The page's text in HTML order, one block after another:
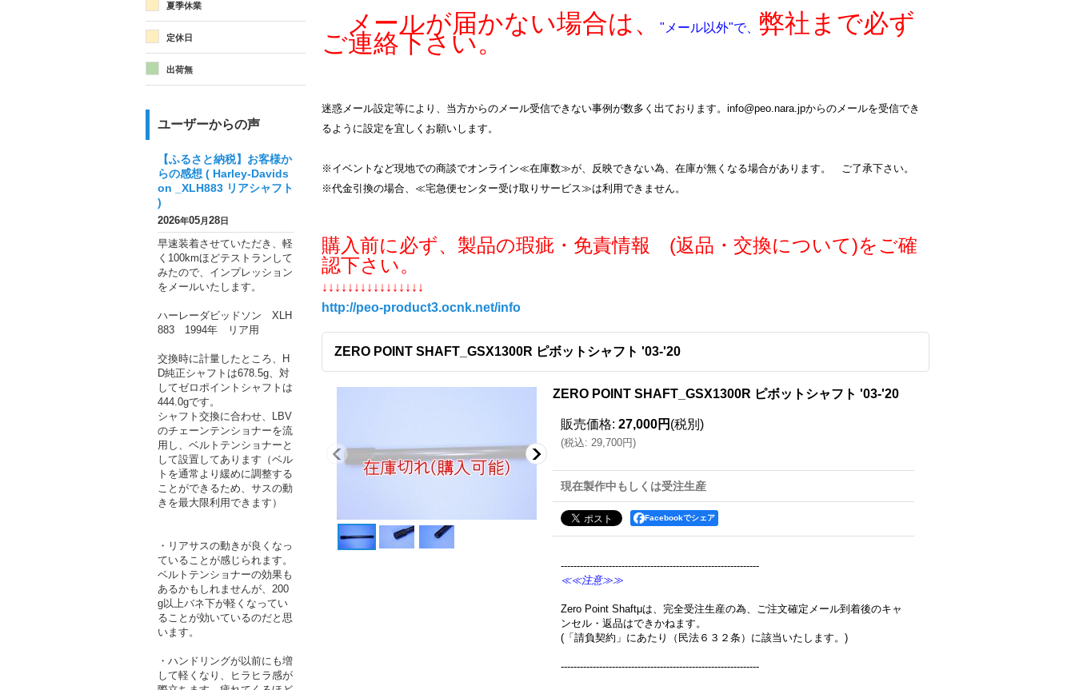
夏季休業
定休日
出荷無
ユーザーからの声
【ふるさと納税】お客様か
らの感想 ( Harley-Davids
on _XLH883 リアシャフト
)
2026年05月28日
早速装着させていただき、軽
く100kmほどテストランして
みたので、インプレッション
をメールいたします。
ハーレーダビッドソン XLH
883 1994年 リア用
交換時に計量したところ、H
D純正シャフトは678.5g、対
してゼロポイントシャフトは
444.0gです。
シャフト交換に合わせ、LBV
のチェーンテンショナーを流
用し、ベルトテンショナーと
して設置してあります（ベル
トを通常より緩めに調整する
ことができるため、サスの動
きを最大限利用できます）
・リアサスの動きが良くなっ
ていることが感じられます。
ベルトテンショナーの効果も
あるかもしれませんが、200
g以上バネ下が軽くなってい
ることが効いているのだと思
います。
・ハンドリングが以前にも増
して軽くなり、ヒラヒラ感が
メールが届かない場合は、 "メール以外"で、 弊社まで必ず
ご連絡下さい。
迷惑メール設定等により、当方からのメール受信できない事例が数多く出ております。info@peo.nara.jpからのメールを受信でき
るように設定を宜しくお願いします。
※イベントなど現地での商談でオンライン≪在庫数≫が、反映できない為、在庫が無くなる場合があります。 ご了承下さい。
※代金引換の場合、≪宅急便センター受け取りサービス≫は利用できません。
購入前に必ず、製品の瑕疵・免責情報 (返品・交換について)をご確
認下さい。
↓↓↓↓↓↓↓↓↓↓↓↓↓↓↓↓
http://peo-product3.ocnk.net/info
ZERO POINT SHAFT_GSX1300R ピボットシャフト '03-'20
ZERO POINT SHAFT_GSX1300R ピボットシャフト '03-'20
販売価格: 27,000円 (税別)
(税込: 29,700円)
現在製作中もしくは受注生産
Facebookでシェア
--------------------------------------------------------------
≪≪注意≫≫
Zero Point Shaftμは、完全受注生産の為、ご注文確定メール到着後のキャ
ンセル・返品はできかねます。
(「請負契約」にあたり（民法６３２条）に該当いたします。)
--------------------------------------------------------------